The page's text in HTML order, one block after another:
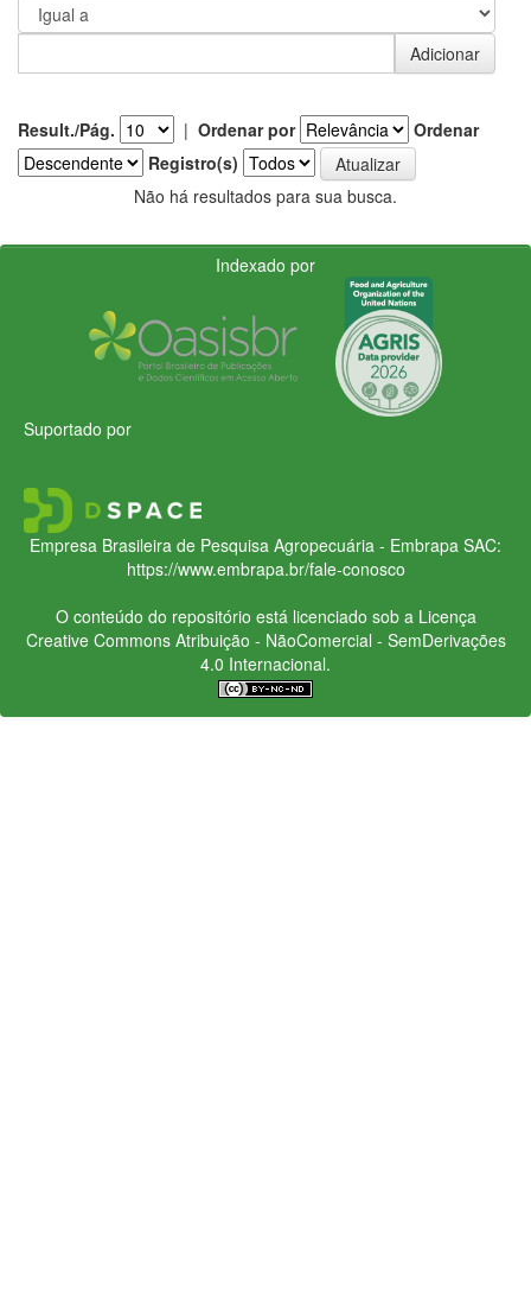
Result./Pág. | Ordenar por
Ordenar
Registro(s)
Não há resultados para sua busca.
Indexado por
Suportado por
Empresa Brasileira de Pesquisa Agropecuária - Embrapa SAC:
https://www.embrapa.br/fale-conosco
O conteúdo do repositório está licenciado sob a Licença
Creative CommonsAtribuição - NãoComercial - SemDerivações
4.0 Internacional.